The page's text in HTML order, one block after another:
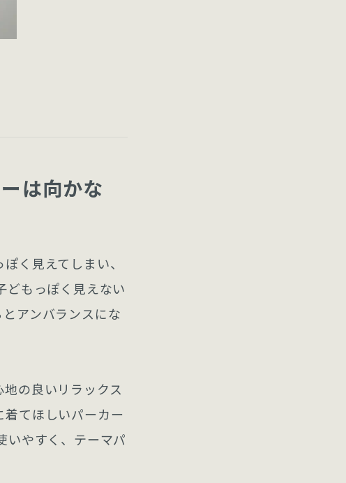
は向かな
く見えてしまい、
どもっぽく見えない
アンバランスにな
の良いリラックス
てほしいパーカー
いやすく、テーマパ